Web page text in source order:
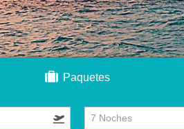
Paquetes
7 Noches